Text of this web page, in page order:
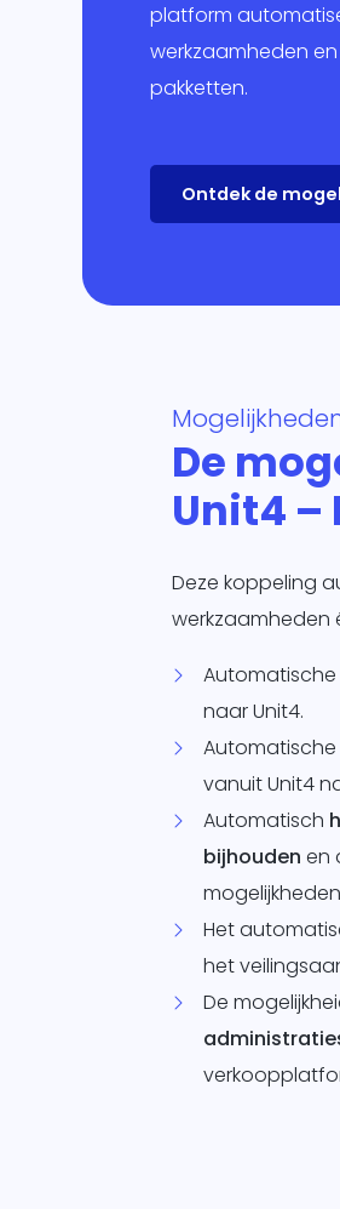
platform
werkzaamheden
pakketten.
Ontdek de
De
Unit4 –
Deze koppeling
werkzaamheden
Automatische
naar Unit4.
Automatische
vanuit Unit4
Automatisch
bijhouden en
Het
het
De